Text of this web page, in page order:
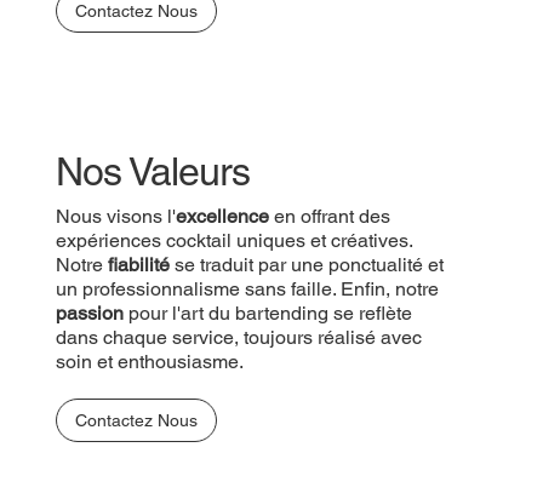
Contactez Nous
Nos Valeurs
Nous visons l'excellenceen offrant des
expériences cocktail uniques et créatives.
Notre fiabilité se traduit par une ponctualité et
un professionnalisme sans faille. Enfin, notre
passionpour l'art du bartending se reflète
dans chaque service, toujours réalisé avec
soin et enthousiasme.
Contactez Nous